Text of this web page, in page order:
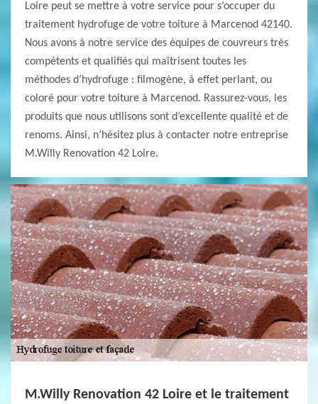
Loire peut se mettre à votre service pour s’occuper du
traitement hydrofuge de votre toiture à Marcenod 42140.
Nous avons à notre service des équipes de couvreurs très
compétents et qualifiés qui maîtrisent toutes les
méthodes d’hydrofuge : filmogène, à effet perlant, ou
coloré pour votre toiture à Marcenod. Rassurez-vous, les
produits que nous utilisons sont d’excellente qualité et de
renoms. Ainsi, n’hésitez plus à contacter notre entreprise
M.Willy Renovation 42 Loire.
M.Willy Renovation 42 Loire et le traitement